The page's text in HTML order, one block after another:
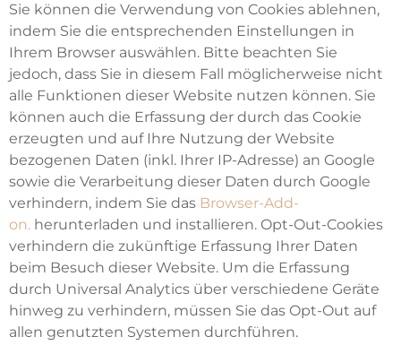
Sie können die Verwendung von Cookies ablehnen,
indem Sie die entsprechenden Einstellungen in
Ihrem Browser auswählen. Bitte beachten Sie
jedoch, dass Sie in diesem Fall möglicherweise nicht
alle Funktionen dieser Website nutzen können. Sie
können auch die Erfassung der durch das Cookie
erzeugten und auf Ihre Nutzung der Website
bezogenen Daten (inkl. Ihrer IP-Adresse) an Google
sowie die Verarbeitung dieser Daten durch Google
verhindern, indem Sie das Browser-Add-
on. herunterladen und installieren. Opt-Out-Cookies
verhindern die zukünftige Erfassung Ihrer Daten
beim Besuch dieser Website. Um die Erfassung
durch Universal Analytics über verschiedene Geräte
hinweg zu verhindern, müssen Sie das Opt-Out auf
allen genutzten Systemen durchführen.